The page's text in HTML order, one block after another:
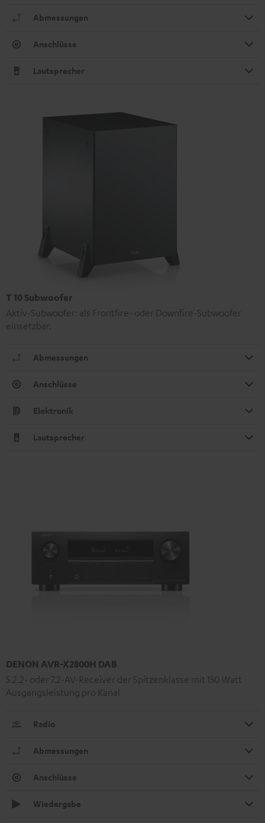
Abmessungen
Anschlüsse
Lautsprecher
T 10 Subwoofer
Aktiv-Subwoofer: als Frontfire- oder Downfire-Subwoofer
einsetzbar.
Abmessungen
Anschlüsse
Elektronik
Lautsprecher
DENON AVR-X2800H DAB
5.2.2- oder 7.2-AV-Receiver der Spitzenklasse mit 150 Watt
Ausgangsleistung pro Kanal
Radio
Abmessungen
Anschlüsse
Wiedergabe